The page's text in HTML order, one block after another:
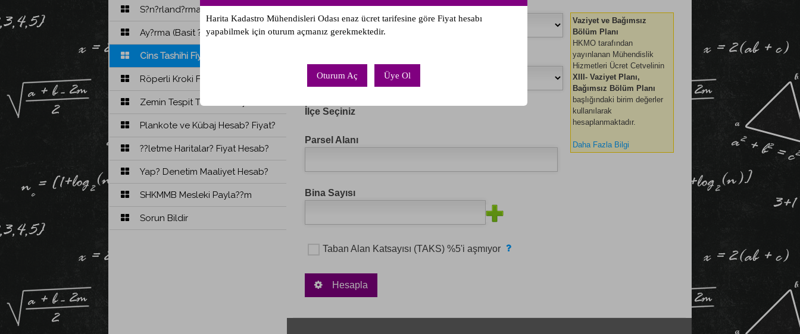
Harita Kadastro Mühendisleri Odası enaz ücret tarifesine göre Fiyat hesabı
yapabilmek için oturum açmanız gerekmektedir.
Oturum Aç Üye Ol
S?n?rland?rma Fiyat Hesab?
Ay?rma (Basit ?fraz) Fiyat Hesab?
Cins Tashihi Fiyat Hesab?
Röperli Kroki Fiyat Hesab?
Zemin Tespit Tutana?? Fiyat?
Plankote ve Kübaj Hesab? Fiyat?
??letme Haritalar? Fiyat Hesab?
Yap? Denetim Maaliyet Hesab?
SHKMMB Mesleki Payla??m
Sorun Bildir
Vaziyet ve Bağımsız
Bölüm Planı
HKMO tarafından
yayınlanan Mühendislik
Hizmetleri Ücret Cetvelinin
XIII- Vaziyet Planı,
Bağımsız Bölüm Planı
başlığındaki birim değerler
kullanılarak
hesaplanmaktadır.
Daha Fazla Bilgi
Dönem Seçiniz
İlçe Seçiniz
Parsel Alanı
Bina Sayısı
Taban Alan Katsayısı (TAKS) %5'i aşmıyor
Hesapla